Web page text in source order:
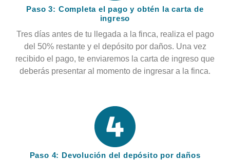
Paso 3: Completa el pago y obtén la carta de
ingreso
Tres días antes de tu llegada a la finca, realiza el pago
del 50% restante y el depósito por daños. Una vez
recibido el pago, te enviaremos la carta de ingreso que
deberás presentar al momento de ingresar a la finca.
Paso 4: Devolución del depósito por daños